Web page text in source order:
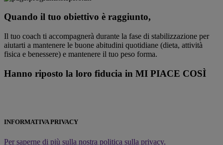
Quando il tuo obiettivo è raggiunto,
Il tuo coach ti accompagnerà durante la fase di stabilizzazione per
aiutarti a mantenere le buone abitudini quotidiane (dieta, attività
fisica e benessere) e mantenere il tuo peso forma.
Hanno riposto la loro fiducia in MI PIACE COSÌ
INFORMATIVA PRIVACY
Per saperne di più sulla nostra politica sulla privacy.